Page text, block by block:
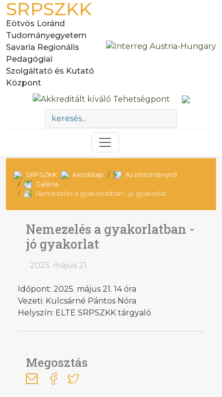
SRPSZKK
Eötvös Loránd
Tudományegyetem
Savaria Regionális
Pedagógiai
Szolgáltató és Kutató
Központ
SRPSZKK Kezdőlap
Az intézményről
Galéria
Nemezelés a gyakorlatban - jó gyakorlat
Nemezelés a gyakorlatban -
jó gyakorlat
2025. május 21.
Időpont: 2025. május 21. 14 óra
Vezeti: Kulcsárné Pántos Nóra
Helyszín: ELTE SRPSZKK tárgyaló
Megosztás